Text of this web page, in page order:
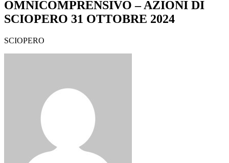
OMNICOMPRENSIVO – AZIONI DI
SCIOPERO 31 OTTOBRE 2024
SCIOPERO